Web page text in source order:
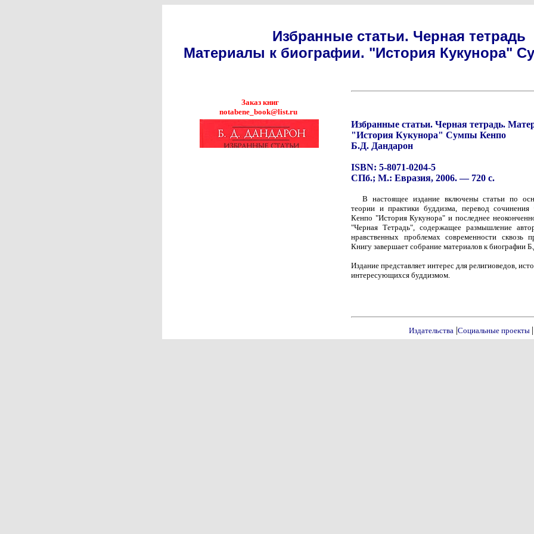
Избранные статьи. Черная тетрадь
Материалы к биографии. "История Кукунора"
Заказ книг
notabene_book@list.ru
Избранные статьи. Черная тетрадь.
"История Кукунора" Сумпы Кенпо
Б.Д. Дандарон
ISBN: 5-8071-0204-5
СПб.; М.: Евразия, 2006. — 720 с.
В настоящее издание включены статьи по
теории и практики буддизма, перевод
Кенпо "История Кукунора" и последнее
"Черная Тетрадь", содержащее размышление
нравственных проблемах современности сквозь
Книгу завершает собрание материалов к биографии
Издание представляет интерес для религиоведов,
интересующихся буддизмом.
Издательства |Социальные проекты |